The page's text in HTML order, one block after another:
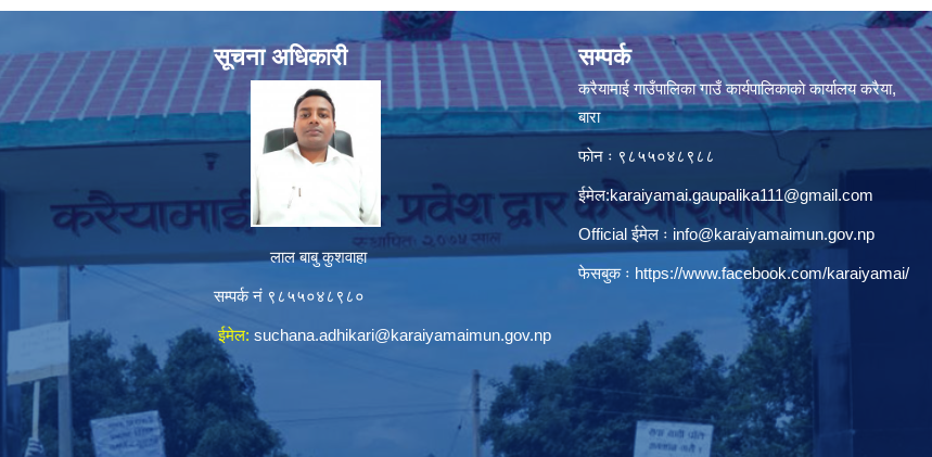
सूचना अधिकारी
लाल बाबु कुशवाहा
सम्पर्क नं ९८५५०४८९८०
ईमेल: suchana.adhikari@karaiyamaimun.gov.np
सम्पर्क
करैयामाई गाउँपालिका गाउँ कार्यपालिकाकाे कार्यालय करैया,
बारा
फाेन ः ‌९८५५०४८९८८
ईमेल:karaiyamai.gaupalika111@gmail.com
Official ईमेल ः info@karaiyamaimun.gov.np
फेसबुक ः https://www.facebook.com/karaiyamai/